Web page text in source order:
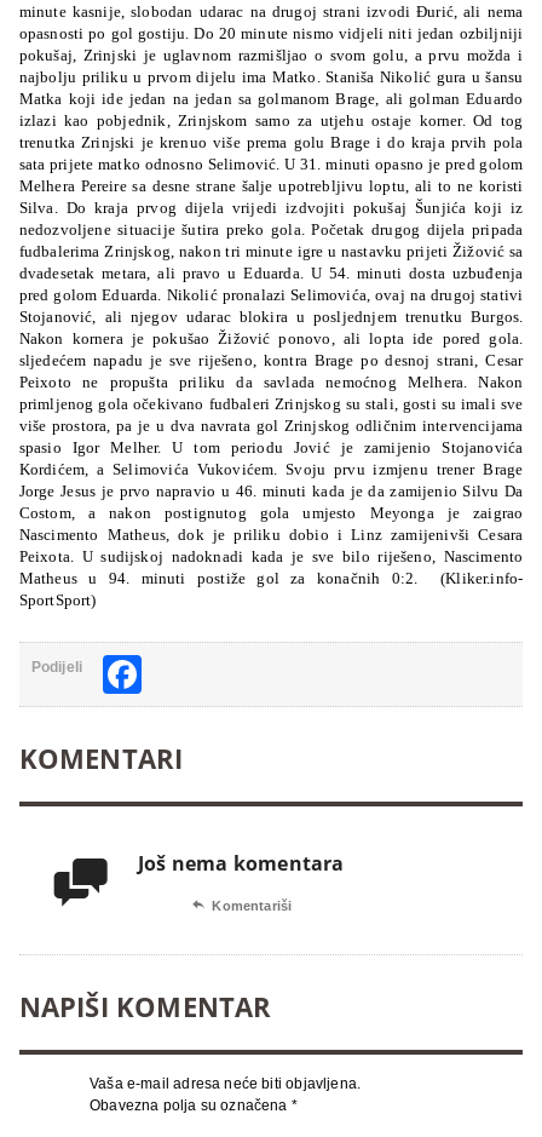
minute kasnije, slobodan udarac na drugoj strani izvodi Đurić, ali nema
opasnosti po gol gostiju. Do 20 minute nismo vidjeli niti jedan ozbiljniji
pokušaj, Zrinjski je uglavnom razmišljao o svom golu, a prvu možda i
najbolju priliku u prvom dijelu ima Matko. Staniša Nikolić gura u šansu
Matka koji ide jedan na jedan sa golmanom Brage, ali golman Eduardo
izlazi kao pobjednik, Zrinjskom samo za utjehu ostaje korner. Od tog
trenutka Zrinjski je krenuo više prema golu Brage i do kraja prvih pola
sata prijete matko odnosno Selimović. U 31. minuti opasno je pred golom
Melhera Pereire sa desne strane šalje upotrebljivu loptu, ali to ne koristi
Silva. Do kraja prvog dijela vrijedi izdvojiti pokušaj Šunjića koji iz
nedozvoljene situacije šutira preko gola. Početak drugog dijela pripada
fudbalerima Zrinjskog, nakon tri minute igre u nastavku prijeti Žižović sa
dvadesetak metara, ali pravo u Eduarda. U 54. minuti dosta uzbuđenja
pred golom Eduarda. Nikolić pronalazi Selimovića, ovaj na drugoj stativi
Stojanović, ali njegov udarac blokira u posljednjem trenutku Burgos.
Nakon kornera je pokušao Žižović ponovo, ali lopta ide pored gola.
sljedećem napadu je sve riješeno, kontra Brage po desnoj strani, Cesar
Peixoto ne propušta priliku da savlada nemoćnog Melhera. Nakon
primljenog gola očekivano fudbaleri Zrinjskog su stali, gosti su imali sve
više prostora, pa je u dva navrata gol Zrinjskog odličnim intervencijama
spasio Igor Melher. U tom periodu Jović je zamijenio Stojanovića
Kordićem, a Selimovića Vukovićem. Svoju prvu izmjenu trener Brage
Jorge Jesus je prvo napravio u 46. minuti kada je da zamijenio Silvu Da
Costom, a nakon postignutog gola umjesto Meyonga je zaigrao
Nascimento Matheus, dok je priliku dobio i Linz zamijenivši Cesara
Peixota. U sudijskoj nadoknadi kada je sve bilo riješeno, Nascimento
Matheus u 94. minuti postiže gol za konačnih 0:2. (Kliker.info-
SportSport)
Podijeli
KOMENTARI
 Još nema komentara
 Komentariši
NAPIŠI KOMENTAR
Vaša e-mail adresa neće biti objavljena.
Obavezna polja su označena *